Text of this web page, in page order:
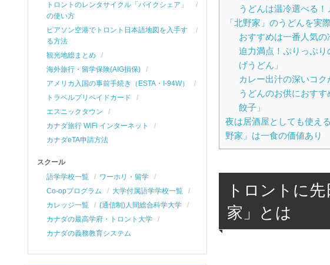
うどんは温冷選べる
「北野家」のうどんを実
おすすめは一番人気の
迫力満点！ぷりっぷ
げうどん」
カレー出汁の深いコク
うどんのお供におす
餃子」
夜は居酒屋としても使え
野家」は一食の価値あり
トロントに
家」とは
トロントのレンタサイクル「バイクシェア」
の使い方
ピアソン空港でトロント日本語地図を入手す
る方法
観光地総まとめ
海外旅行・留学保険(AIG損保)
アメリカ入国の事前手続き（ESTA・I-94W）
トラベルプリペイドカード
エスニックタウン
カナダ旅行 WiFi インターネット
カナダeTA申請方法
スクール
語学学校一覧
ワーホリ・留学
Co-opプログラム
大学付属語学学校一覧
カレッジ一覧
(通信制)人間総合科学大学
カナダの最高学府・トロント大学
カナダの義務教育システム